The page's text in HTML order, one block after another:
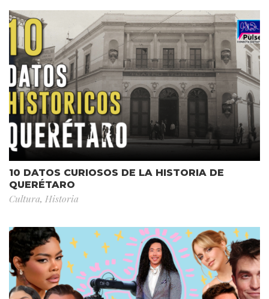
10 DATOS CURIOSOS DE LA HISTORIA DE
QUERÉTARO
Cultura, Historia